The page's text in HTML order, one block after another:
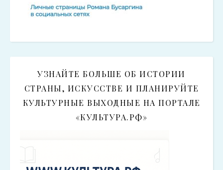
УЗНАЙТЕ БОЛЬШЕ ОБ ИСТОРИИ
СТРАНЫ, ИСКУССТВЕ И ПЛАНИРУЙТЕ
КУЛЬТУРНЫЕ ВЫХОДНЫЕ НА ПОРТАЛЕ
«КУЛЬТУРА.РФ»